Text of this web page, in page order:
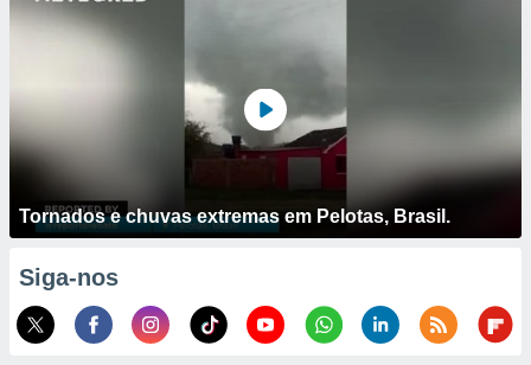
Tornados e chuvas extremas em Pelotas, Brasil.
Siga-nos